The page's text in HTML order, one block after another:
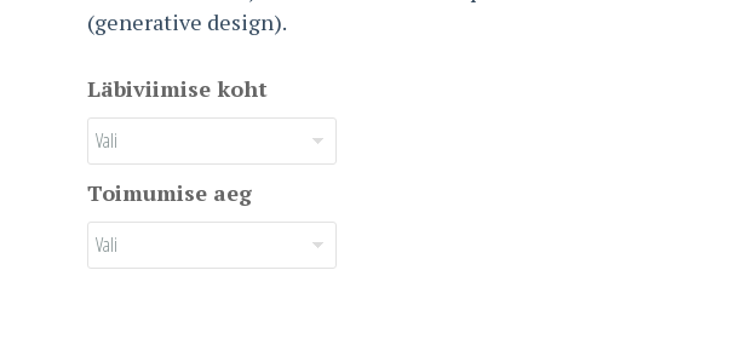
(generative design).
Läbiviimise koht
Toimumise aeg